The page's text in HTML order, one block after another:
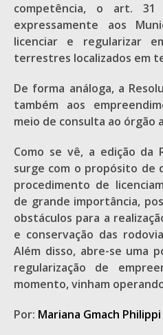
competência, o art. 31
expressamente aos
licenciar e regularizar
terrestres localizados em
De forma análoga, a
também aos
meio de consulta ao órgão
Como se vê, a edição da
surge com o propósito de
procedimento de
de grande importância,
obstáculos para a
e conservação das
Além disso, abre-se uma
regularização de
momento, vinham
Por: Mariana Gmach Philippi